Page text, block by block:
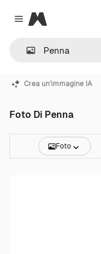
Close menu
Magnific
Crea un'immagine IA
Foto Di Penna
Foto